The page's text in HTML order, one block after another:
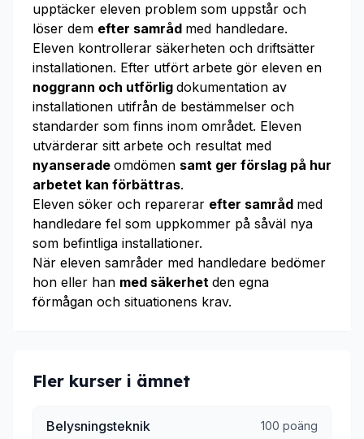
upptäcker eleven problem som uppstår och
löser dem efter samråd med handledare.
Eleven kontrollerar säkerheten och driftsätter
installationen. Efter utfört arbete gör eleven en
noggrann och utförlig dokumentation av
installationen utifrån de bestämmelser och
standarder som finns inom området. Eleven
utvärderar sitt arbete och resultat med
nyanserade omdömen samt ger förslag på hur
arbetet kan förbättras.
Eleven söker och reparerar efter samråd med
handledare fel som uppkommer på såväl nya
som befintliga installationer.
När eleven samråder med handledare bedömer
hon eller han med säkerhet den egna
förmågan och situationens krav.
Fler kurser i ämnet
Belysningsteknik 100 poäng